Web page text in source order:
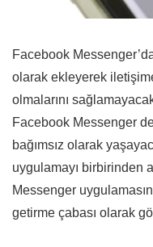
Facebook
olarak ekleyerek
olmalarını
Facebook Messenger
bağımsız olarak
uygulamayı birbirinden
Messenger
getirme çabası olarak